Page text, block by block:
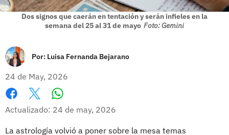
Dos signos que caerán en tentación y serán infieles en la
semana del 25 al 31 de mayo Foto: Gemini
Por: Luisa Fernanda Bejarano
24 de May, 2026
Facebook
X
Actualizado: 24 de may, 2026
La astrología volvió a poner sobre la mesa temas